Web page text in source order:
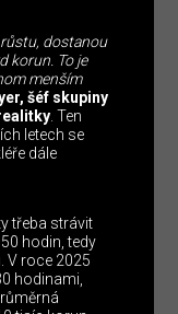
dostanou
korun. To je
menším
šéf skupiny
. Ten
letech se
dále
třeba strávit
hodin, tedy
V roce 2025
hodinami,